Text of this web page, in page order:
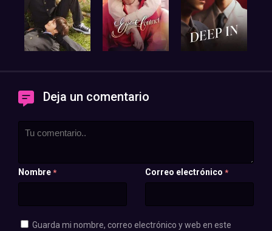
Deja un comentario
Nombre * Correo electrónico *
Guarda mi nombre, correo electrónico y web en este